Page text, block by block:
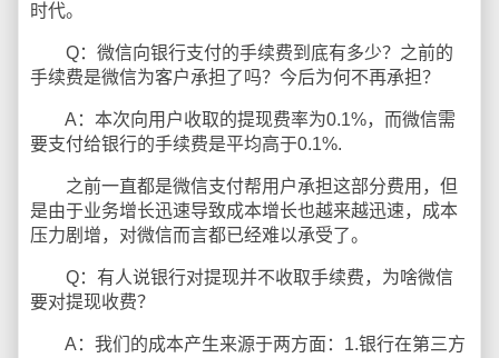
时代。
Q：微信向银行支付的手续费到底有多少？之前的
手续费是微信为客户承担了吗？今后为何不再承担？
A：本次向用户收取的提现费率为0.1%，而微信需
要支付给银行的手续费是平均高于0.1%.
之前一直都是微信支付帮用户承担这部分费用，但
是由于业务增长迅速导致成本增长也越来越迅速，成本
压力剧增，对微信而言都已经难以承受了。
Q：有人说银行对提现并不收取手续费，为啥微信
要对提现收费？
A：我们的成本产生来源于两方面：1.银行在第三方